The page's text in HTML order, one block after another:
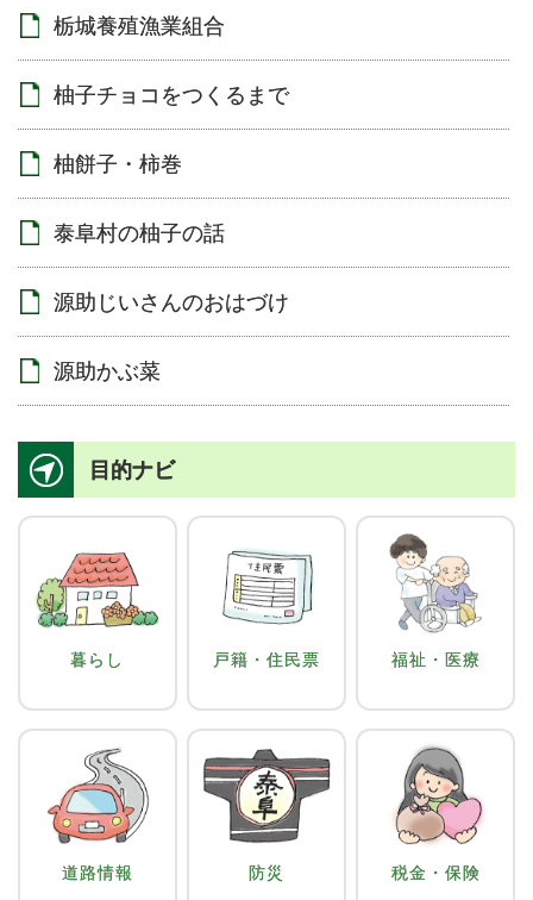
栃城養殖漁業組合
柚子チョコをつくるまで
柚餅子・柿巻
泰阜村の柚子の話
源助じいさんのおはづけ
源助かぶ菜
目的ナビ
暮らし 戸籍・住民票 福祉・医療
道路情報 防災 税金・保険